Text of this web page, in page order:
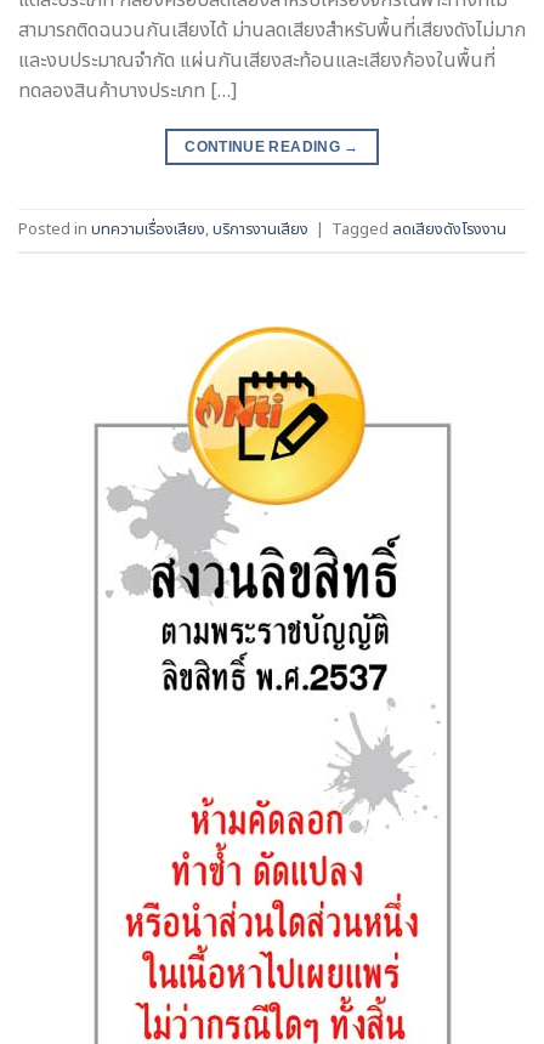
สามารถติดฉนวนกันเสียงได้ ม่านลดเสียงสำหรับพื้นที่เสียงดังไม่มาก
และงบประมาณจำกัด แผ่นกันเสียงสะท้อนและเสียงก้องในพื้นที่
ทดลองสินค้าบางประเภท […]
CONTINUE READING →
Posted in บทความเรื่องเสียง,บริการงานเสียง | Tagged ลดเสียงดังโรงงาน